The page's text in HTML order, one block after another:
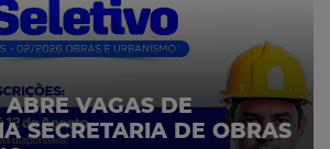
ABRE VAGAS DE
SECRETARIA DE OBRAS